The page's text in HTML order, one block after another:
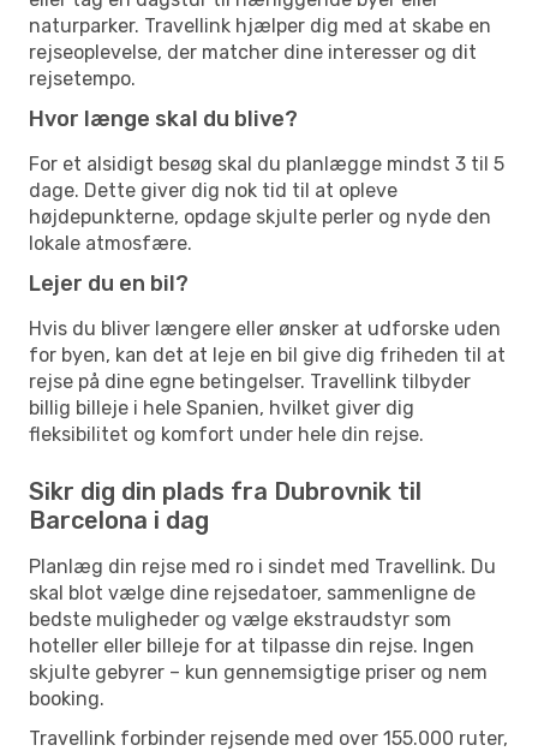
naturparker. Travellink hjælper dig med at skabe en
rejseoplevelse, der matcher dine interesser og dit
rejsetempo.
Hvor længe skal du blive?
For et alsidigt besøg skal du planlægge mindst 3 til 5
dage. Dette giver dig nok tid til at opleve
højdepunkterne, opdage skjulte perler og nyde den
lokale atmosfære.
Lejer du en bil?
Hvis du bliver længere eller ønsker at udforske uden
for byen, kan det at leje en bil give dig friheden til at
rejse på dine egne betingelser. Travellink tilbyder
billig billeje i hele Spanien, hvilket giver dig
fleksibilitet og komfort under hele din rejse.
Sikr dig din plads fra Dubrovnik til
Barcelona i dag
Planlæg din rejse med ro i sindet med Travellink. Du
skal blot vælge dine rejsedatoer, sammenligne de
bedste muligheder og vælge ekstraudstyr som
hoteller eller billeje for at tilpasse din rejse. Ingen
skjulte gebyrer – kun gennemsigtige priser og nem
booking.
Travellink forbinder rejsende med over 155.000 ruter,